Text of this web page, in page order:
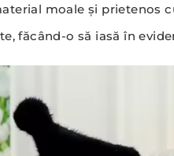
moale și prietenos
făcând-o să iasă în